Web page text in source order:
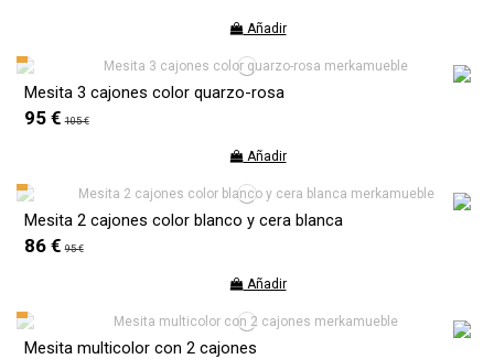
Añadir
Mesita 3 cajones color quarzo-rosa
95 € 105 €
Añadir
Mesita 2 cajones color blanco y cera blanca
86 € 95 €
Añadir
Mesita multicolor con 2 cajones